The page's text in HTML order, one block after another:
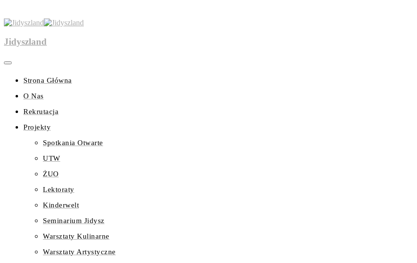
Jidyszland
Strona Główna
O Nas
Rekrutacja
Projekty
Spotkania Otwarte
UTW
ŻUO
Lektoraty
Kinderwelt
Seminarium Jidysz
Warsztaty Kulinarne
Warsztaty Artystyczne